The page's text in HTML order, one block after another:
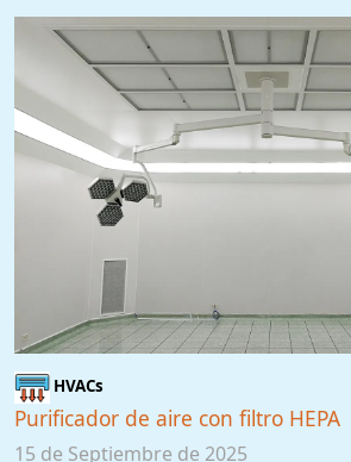
HVACs
Purificador de aire con filtro HEPA
15 de Septiembre de 2025